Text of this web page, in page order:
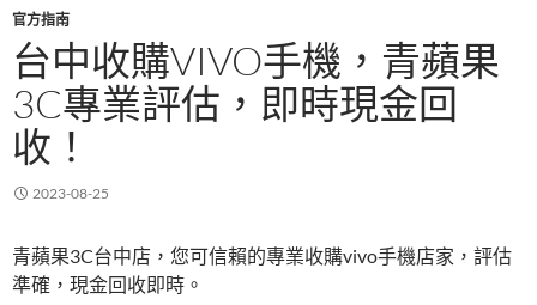
官方指南
台中收購VIVO手機，青蘋果
3C專業評估，即時現金回
收！
2023-08-25
青蘋果3C台中店，您可信賴的專業收購vivo手機店家，評估
準確，現金回收即時。